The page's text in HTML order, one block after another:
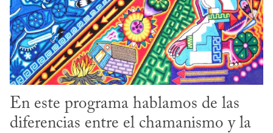
En este programa hablamos de las
diferencias entre el chamanismo y la